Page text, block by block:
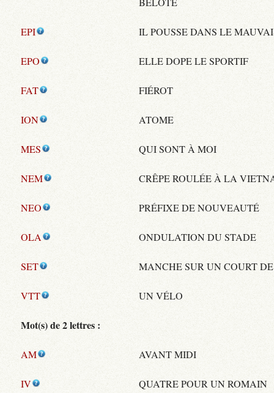
EPI IL POUSSE DANS LE
EPO ELLE DOPE LE SPORTIF
FAT FIÉROT
ION ATOME
MES QUI SONT À MOI
NEM CRÊPE ROULÉE À LA
NEO PRÉFIXE DE NOUVEAUTÉ
OLA ONDULATION DU STADE
SET MANCHE SUR UN COURT
VTT UN VÉLO
Mot(s) de 2 lettres :
AM AVANT MIDI
IV QUATRE POUR UN ROMAIN